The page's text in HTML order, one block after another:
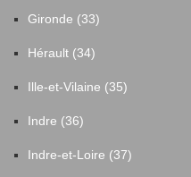
Gironde (33)
Hérault (34)
Ille-et-Vilaine (35)
Indre (36)
Indre-et-Loire (37)